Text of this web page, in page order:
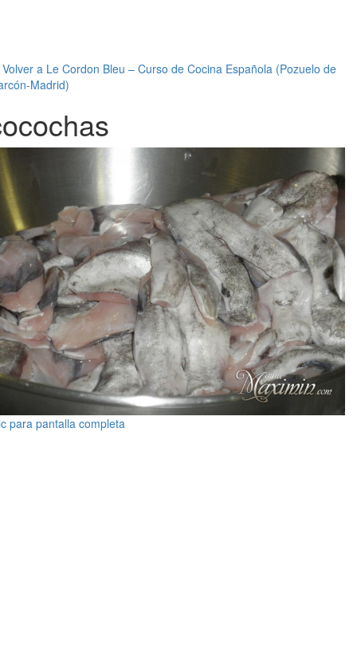
Volver a Le Cordon Bleu – Curso de Cocina Española (Pozuelo de
Madrid)
para pantalla completa